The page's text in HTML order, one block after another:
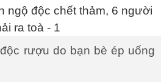
rượu do bạn bè ép uống